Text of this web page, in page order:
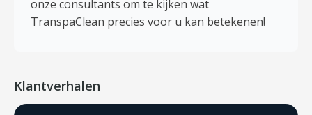
onze consultants om te kijken wat
TranspaClean precies voor u kan betekenen!
Klantverhalen